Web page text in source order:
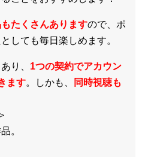
たくさんありますので、ポ
しても毎日楽しめます。
り、 1つの契約でアカウン
ます。しかも、
同時視聴も
。